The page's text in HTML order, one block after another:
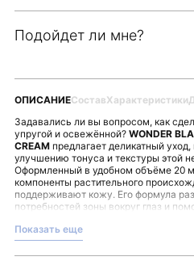
Подойдет ли мне?
ОПИСАНИЕСоставХарактеристики
Задавались ли вы вопросом, как
упругой и освежённой? WONDER
CREAMпредлагает деликатный
улучшению тонуса и текстуры этой
Оформленный в удобном объёме 20
компоненты растительного
поддерживают кожу. Его формула
потребностей зоны вокруг глаз и
Для применения достаточно нанести
утром и вечером, используя лёгкие
полного впитывания. Такой ритуал
Показать еще